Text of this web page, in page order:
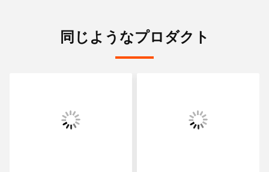
同じようなプロダクト